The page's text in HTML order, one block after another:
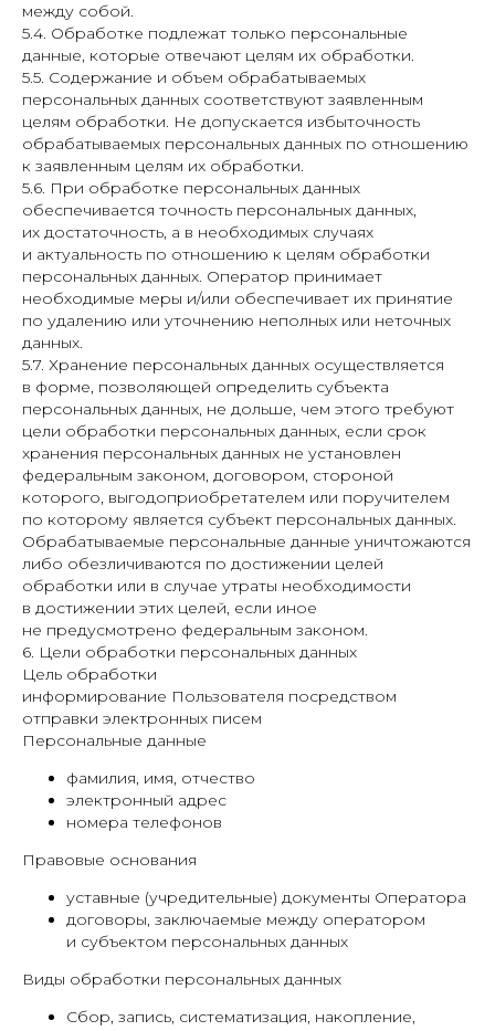
между собой.
5.4. Обработке подлежат только персональные
данные, которые отвечают целям их обработки.
5.5. Содержание и объем обрабатываемых
персональных данных соответствуют заявленным
целям обработки. Не допускается избыточность
обрабатываемых персональных данных по отношению
к заявленным целям их обработки.
5.6. При обработке персональных данных
обеспечивается точность персональных данных,
их достаточность, а в необходимых случаях
и актуальность по отношению к целям обработки
персональных данных. Оператор принимает
необходимые меры и/или обеспечивает их принятие
по удалению или уточнению неполных или неточных
данных.
5.7. Хранение персональных данных осуществляется
в форме, позволяющей определить субъекта
персональных данных, не дольше, чем этого требуют
цели обработки персональных данных, если срок
хранения персональных данных не установлен
федеральным законом, договором, стороной
которого, выгодоприобретателем или поручителем
по которому является субъект персональных данных.
Обрабатываемые персональные данные уничтожаются
либо обезличиваются по достижении целей
обработки или в случае утраты необходимости
в достижении этих целей, если иное
не предусмотрено федеральным законом.
6. Цели обработки персональных данных
Цель обработки
информирование Пользователя посредством
отправки электронных писем
Персональные данные
фамилия, имя, отчество
электронный адрес
номера телефонов
Правовые основания
уставные (учредительные) документы Оператора
договоры, заключаемые между оператором
и субъектом персональных данных
Виды обработки персональных данных
Сбор, запись, систематизация, накопление,